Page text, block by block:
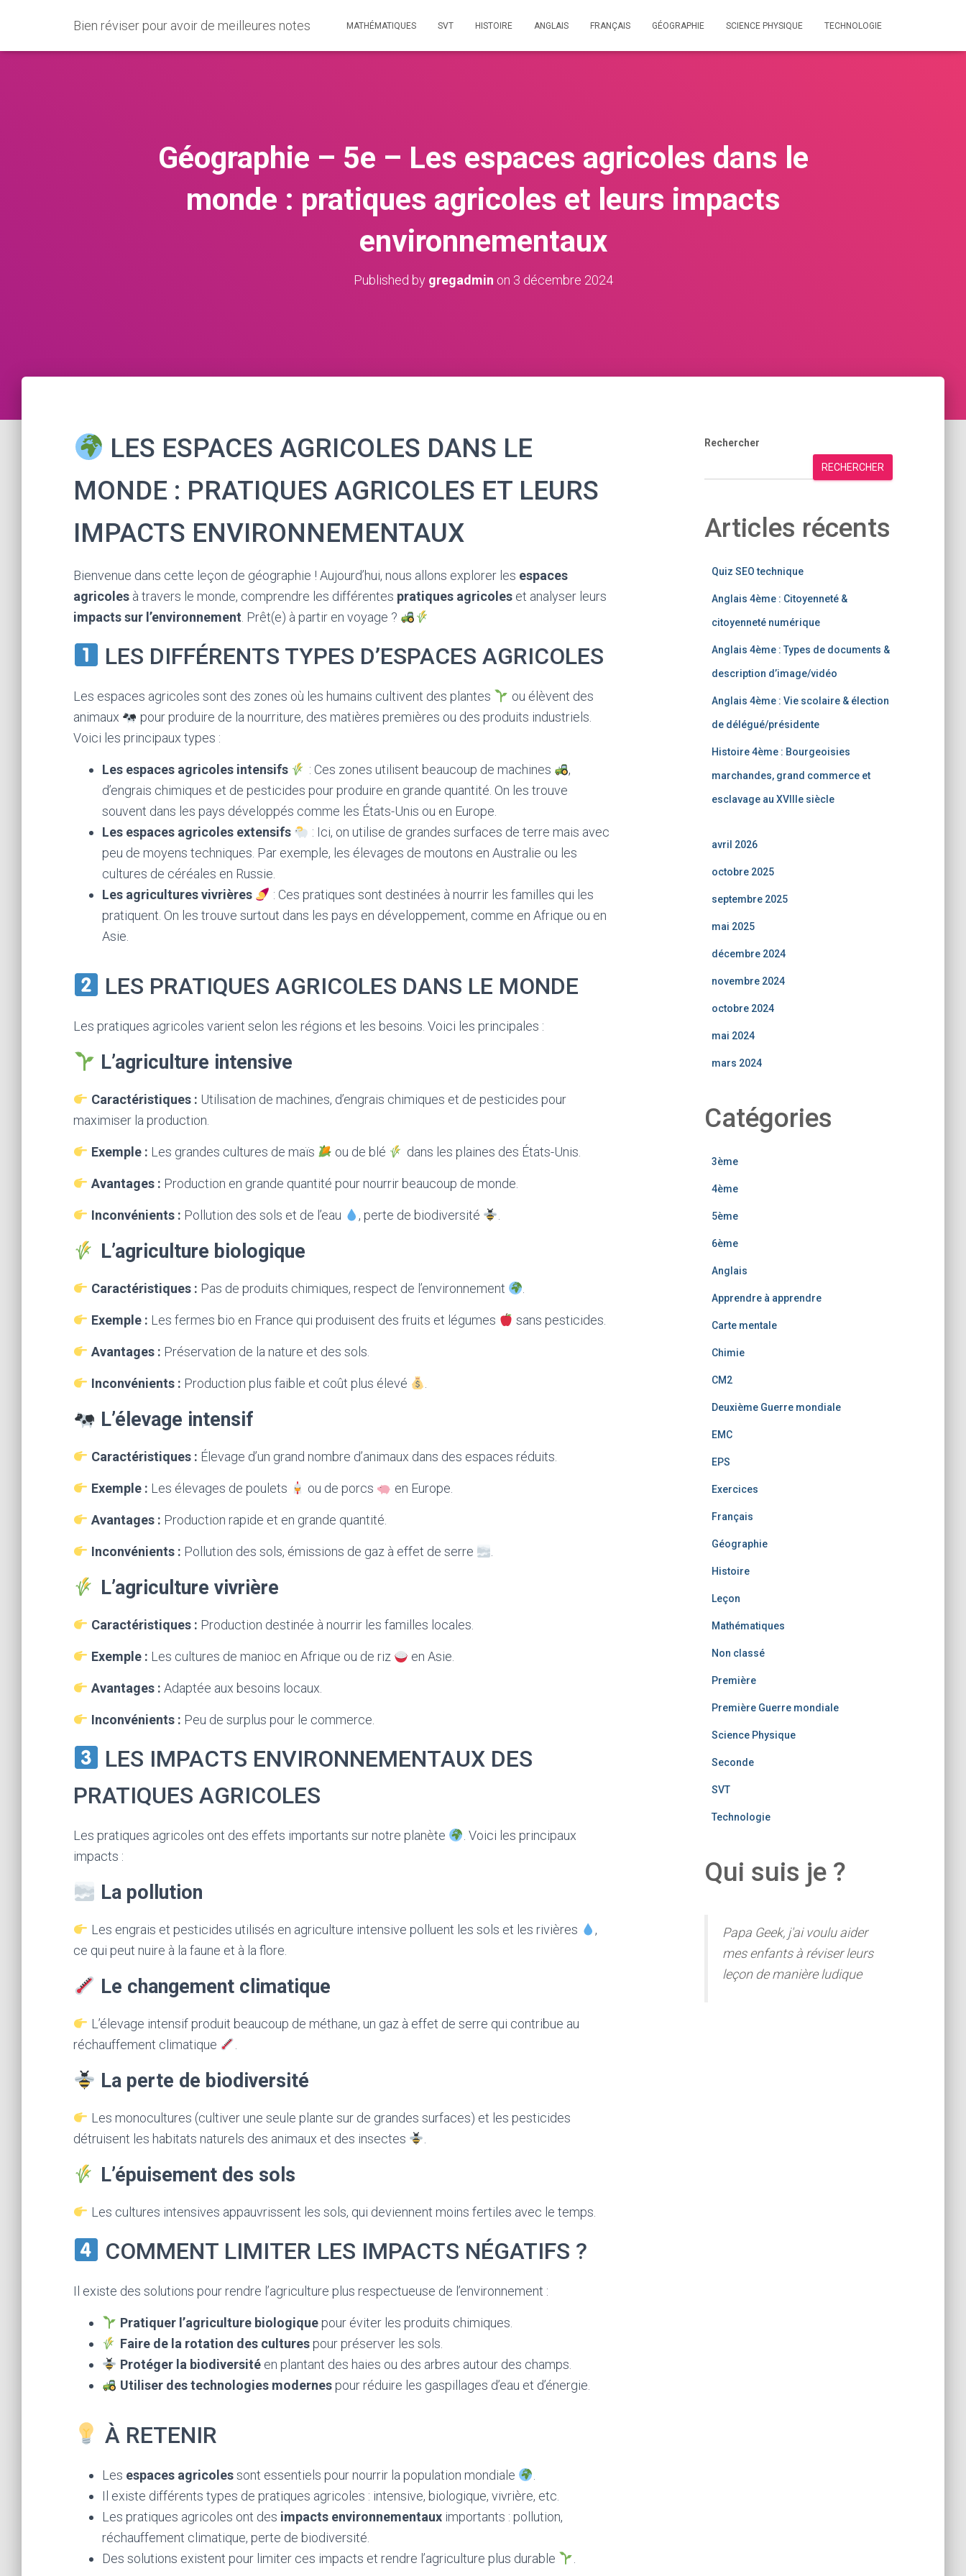
Bien réviser pour avoir de meilleures notes MATHÉMATIQUES SVT HISTOIRE ANGLAIS FRANÇAIS GÉOGRAPHIE SCIENCE PHYSIQUE TECHNOLOGIE
Géographie – 5e – Les espaces agricoles dans le
monde : pratiques agricoles et leurs impacts
environnementaux
Published by gregadmin on 3 décembre 2024
LES ESPACES AGRICOLES DANS LE
MONDE : PRATIQUES AGRICOLES ET LEURS
IMPACTS ENVIRONNEMENTAUX
Bienvenue dans cette leçon de géographie ! Aujourd’hui, nous allons explorer les espaces
agricoles à travers le monde, comprendre les différentes pratiques agricoles et analyser leurs
impacts sur l’environnement . Prêt(e) à partir en voyage ?
LES DIFFÉRENTS TYPES D’ESPACES AGRICOLES
Les espaces agricoles sont des zones où les humains cultivent des plantes
ou élèvent des
animaux
pour produire de la nourriture, des matières premières ou des produits industriels.
Voici les principaux types :
Les espaces agricoles intensifs : Ces zones utilisent beaucoup de machines
,
d’engrais chimiques et de pesticides pour produire en grande quantité. On les trouve
souvent dans les pays développés comme les États-Unis ou en Europe.
Les espaces agricoles extensifs
: Ici, on utilise de grandes surfaces de terre mais avec
peu de moyens techniques. Par exemple, les élevages de moutons en Australie ou les
cultures de céréales en Russie.
Les agricultures vivrières
: Ces pratiques sont destinées à nourrir les familles qui les
pratiquent. On les trouve surtout dans les pays en développement, comme en Afrique ou en
Asie.
LES PRATIQUES AGRICOLES DANS LE MONDE
Les pratiques agricoles varient selon les régions et les besoins. Voici les principales :
L’agriculture intensive
Caractéristiques : Utilisation de machines, d’engrais chimiques et de pesticides pour
maximiser la production.
Exemple : Les grandes cultures de maïs ou de blé dans les plaines des États-Unis.
Avantages : Production en grande quantité pour nourrir beaucoup de monde.
Inconvénients : Pollution des sols et de l’eau , perte de biodiversité
L’agriculture biologique
Caractéristiques : Pas de produits chimiques, respect de l’environnement
Exemple : Les fermes bio en France qui produisent des fruits et légumes sans pesticides.
Avantages : Préservation de la nature et des sols.
Inconvénients : Production plus faible et coût plus élevé
L’élevage intensif
Caractéristiques : Élevage d’un grand nombre d’animaux dans des espaces réduits.
Exemple : Les élevages de poulets ou de porcs en Europe.
Avantages : Production rapide et en grande quantité.
Inconvénients : Pollution des sols, émissions de gaz à effet de serre
L’agriculture vivrière
Caractéristiques : Production destinée à nourrir les familles locales.
Exemple : Les cultures de manioc en Afrique ou de riz en Asie.
Avantages : Adaptée aux besoins locaux.
Inconvénients : Peu de surplus pour le commerce.
LES IMPACTS ENVIRONNEMENTAUX DES
PRATIQUES AGRICOLES
Les pratiques agricoles ont des effets importants sur notre planète
. Voici les principaux
impacts :
La pollution
Les engrais et pesticides utilisés en agriculture intensive polluent les sols et les rivières
,
ce qui peut nuire à la faune et à la flore.
Le changement climatique
L’élevage intensif produit beaucoup de méthane, un gaz à effet de serre qui contribue au
réchauffement climatique
La perte de biodiversité
Les monocultures (cultiver une seule plante sur de grandes surfaces) et les pesticides
détruisent les habitats naturels des animaux et des insectes
L’épuisement des sols
Les cultures intensives appauvrissent les sols, qui deviennent moins fertiles avec le temps.
COMMENT LIMITER LES IMPACTS NÉGATIFS ?
Il existe des solutions pour rendre l’agriculture plus respectueuse de l’environnement :
Pratiquer l’agriculture biologiquepour éviter les produits chimiques.
Faire de la rotation des culturespour préserver les sols.
Protéger la biodiversitéen plantant des haies ou des arbres autour des champs.
Utiliser des technologies modernespour réduire les gaspillages d’eau et d’énergie.
À RETENIR
Les espaces agricolessont essentiels pour nourrir la population mondiale
Il existe différents types de pratiques agricoles : intensive, biologique, vivrière, etc.
Les pratiques agricoles ont des impacts environnementaux importants : pollution,
réchauffement climatique, perte de biodiversité.
Des solutions existent pour limiter ces impacts et rendre l’agriculture plus durable
Rechercher
RECHERCHER
Articles récents
Quiz SEO technique
Anglais 4ème : Citoyenneté &
citoyenneté numérique
Anglais 4ème : Types de documents &
description d’image/vidéo
Anglais 4ème : Vie scolaire & élection
de délégué/présidente
Histoire 4ème : Bourgeoisies
marchandes, grand commerce et
esclavage au XVIIIe siècle
avril 2026
octobre 2025
septembre 2025
mai 2025
décembre 2024
novembre 2024
octobre 2024
mai 2024
mars 2024
Catégories
3ème
4ème
5ème
6ème
Anglais
Apprendre à apprendre
Carte mentale
Chimie
CM2
Deuxième Guerre mondiale
EMC
EPS
Exercices
Français
Géographie
Histoire
Leçon
Mathématiques
Non classé
Première
Première Guerre mondiale
Science Physique
Seconde
SVT
Technologie
Qui suis je ?
Papa Geek, j'ai voulu aider
mes enfants à réviser leurs
leçon de manière ludique